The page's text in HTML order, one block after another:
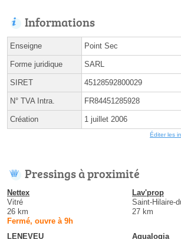
Informations
Enseigne Point Sec
Forme juridique SARL
SIRET 45128592800029
N° TVA Intra. FR84451285928
Création 1 juillet 2006
Éditer les
Pressings à proximité
Nettex
Vitré
26 km
Fermé, ouvre à 9h
Lav'prop
Saint-Hilaire-
27 km
LENEVEU
Aqualogia